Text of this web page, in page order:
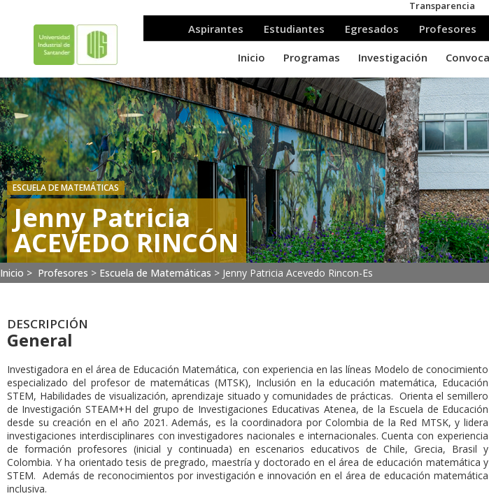
Inicio > Profesores > Escuela de Matemáticas > Jenny Patricia Acevedo Rincon-Es
ESCUELA DE MATEMÁTICAS
Jenny Patricia
ACEVEDO RINCÓN
DESCRIPCIÓN
General
Investigadora en el área de Educación Matemática, con experiencia en las líneas Modelo de conocimiento
especializado del profesor de matemáticas (MTSK), Inclusión en la educación matemática, Educación
STEM, Habilidades de visualización, aprendizaje situado y comunidades de prácticas. Orienta el semillero
de Investigación STEAM+H del grupo de Investigaciones Educativas Atenea, de la Escuela de Educación
desde su creación en el año 2021. Además, es la coordinadora por Colombia de la Red MTSK, y lidera
investigaciones interdisciplinares con investigadores nacionales e internacionales. Cuenta con experiencia
de formación profesores (inicial y continuada) en escenarios educativos de Chile, Grecia, Brasil y
Colombia. Y ha orientado tesis de pregrado, maestría y doctorado en el área de educación matemática y
STEM. Además de reconocimientos por investigación e innovación en el área de educación matemática
inclusiva.